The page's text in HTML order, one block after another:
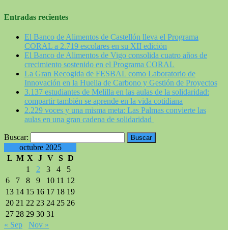
Entradas recientes
El Banco de Alimentos de Castellón lleva el Programa
CORAL a 2.719 escolares en su XII edición
El Banco de Alimentos de Vigo consolida cuatro años de
crecimiento sostenido en el Programa CORAL
La Gran Recogida de FESBAL como Laboratorio de
Innovación en la Huella de Carbono y Gestión de Proyectos
3.137 estudiantes de Melilla en las aulas de la solidaridad:
compartir también se aprende en la vida cotidiana
2.229 voces y una misma meta: Las Palmas convierte las
aulas en una gran cadena de solidaridad
Buscar:
octubre 2025
L M X J V S D
1
2 3 4
5
6
7 8 9 10 11 12
13 14 15 16 17 18 19
20 21 22 23 24 25 26
27 28 29 30 31
« Sep
Nov »